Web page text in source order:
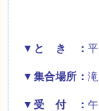
▼と き ：
▼ 集合場所 ：
▼受 付 ：